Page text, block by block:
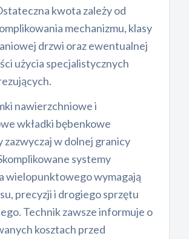
kwota zależy od
mechanizmu, klasy
drzwi oraz ewentualnej
użycia specjalistycznych
nawierzchniowe i
wkładki bębenkowe
zazwyczaj w dolnej granicy
systemy
wielopunktowego wymagają
precyzji i drogiego sprzętu
Technik zawsze informuje o
kosztach przed